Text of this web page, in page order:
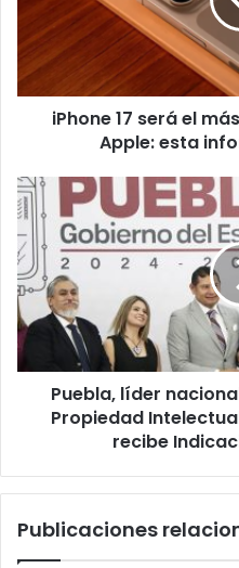
de
historia
información
se
filtró
iPhone 17 será el
Apple: esta
Puebla,
líder
nacional
en
certificaciones
de
Propiedad
Intelectual:
Sidra
Huejotzingo
Geográfica
Puebla, líder
Propiedad
recibe
Publicaciones